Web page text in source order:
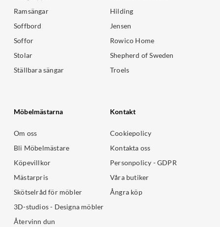
Ramsängar
Soffbord
Soffor
Stolar
Ställbara sängar
Hilding
Jensen
Rowico Home
Shepherd of Sweden
Troels
Möbelmästarna
Om oss
Bli Möbelmästare
Köpevillkor
Mästarpris
Skötselråd för möbler
3D-studios - Designa möbler
Återvinn dun
Kontakt
Cookiepolicy
Kontakta oss
Personpolicy - GDPR
Våra butiker
Ångra köp